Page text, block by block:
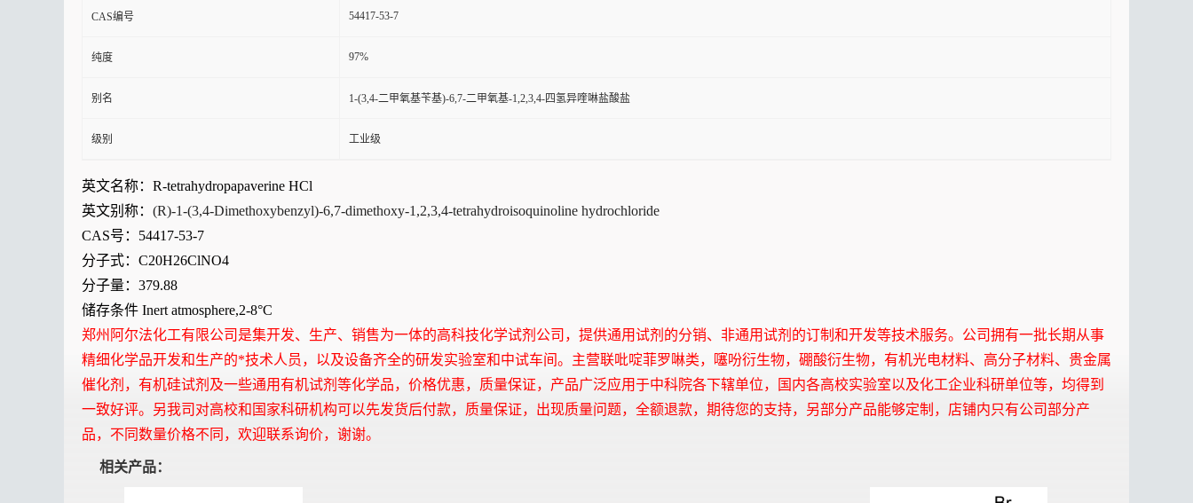
CAS编号 54417-53-7
纯度 97%
别名 1-(3,4-二甲氧基苄基)-6,7-二甲氧基-1,2,3,4-四氢异喹啉盐酸盐
级别 工业级
英文名称： R-tetrahydropapaverine HCl
英文别称： (R)-1-(3,4-Dimethoxybenzyl)-6,7-dimethoxy-1,2,3,4-tetrahydroisoquinoline hydrochloride
CAS号： 54417-53-7
分子式： C20H26ClNO4
分子量： 379.88
储存条件 Inert atmosphere,2-8°C
郑州阿尔法化工有限公司是集开发、生产、销售为一体的高科技化学试剂公司，提供通用试剂的分销、非通用试剂的订制和开发等技术服务。公司拥有一批长期从事
精细化学品开发和生产的*技术人员，以及设备齐全的研发实验室和中试车间。主营联吡啶菲罗啉类，噻吩衍生物，硼酸衍生物，有机光电材料、高分子材料、贵金属
催化剂，有机硅试剂及一些通用有机试剂等化学品，价格优惠，质量保证，产品广泛应用于中科院各下辖单位，国内各高校实验室以及化工企业科研单位等，均得到
一致好评。另我司对高校和国家科研机构可以先发货后付款，质量保证，出现质量问题，全额退款，期待您的支持，另部分产品能够定制，店铺内只有公司部分产
品，不同数量价格不同，欢迎联系询价，谢谢。
相关产品：